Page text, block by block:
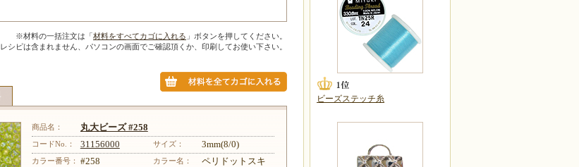
※材料の一括注文は「材料をすべてカゴに入れる 」ボタンを押してください。
レシピは含まれません、パソコンの画面でご確認頂くか、印刷してお使い下さい。
商品名： 丸大ビーズ #258
コードNo.： 31156000 サイズ： 3mm(8/0)
カラー番号： #258 カラー名：
ペリドットスキ
ビーズステッチ糸